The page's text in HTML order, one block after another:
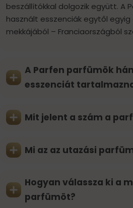
beszállítókkal dolgozik együtt. A
használt esszenciák egytől
mekkájából – Franciaországból
A Parfen parfümök
esszenciát
Mit jelent a szám a
Mi az az utazási
Hogyan válassza ki a
parfümöt?